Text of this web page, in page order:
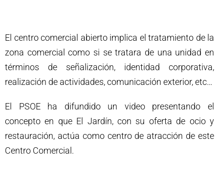
El centro comercial abierto implica el tratamiento de la
zona comercial como si se tratara de una unidad en
términos de señalización, identidad corporativa,
realización de actividades, comunicación exterior, etc…
El PSOE ha difundido un video presentando el
concepto en que El Jardín, con su oferta de ocio y
restauración, actúa como centro de atracción de este
Centro Comercial.